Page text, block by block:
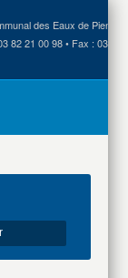
des Eaux de
82 21 00 98 • Fax : 03